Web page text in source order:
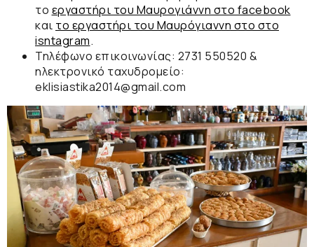
το εργαστήρι του Μαυρογιάννη στο facebook
και το εργαστήρι του Μαυρόγιαννη στο στο
isntagram.
Τηλέφωνο επικοινωνίας: 2731 550520 &
ηλεκτρονικό ταχυδρομείο:
eklisiastika2014@gmail.com